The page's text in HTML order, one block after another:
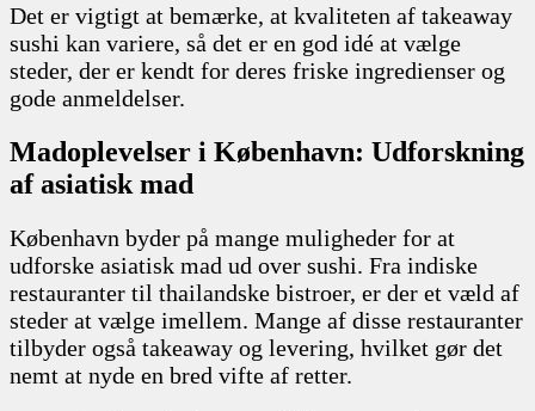
Det er vigtigt at bemærke, at kvaliteten af takeaway
sushi kan variere, så det er en god idé at vælge
steder, der er kendt for deres friske ingredienser og
gode anmeldelser.
Madoplevelser i København: Udforskning
af asiatisk mad
København byder på mange muligheder for at
udforske asiatisk mad ud over sushi. Fra indiske
restauranter til thailandske bistroer, er der et væld af
steder at vælge imellem. Mange af disse restauranter
tilbyder også takeaway og levering, hvilket gør det
nemt at nyde en bred vifte af retter.